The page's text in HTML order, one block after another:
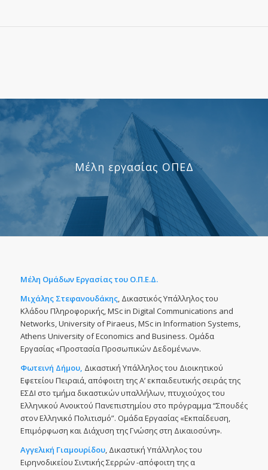
Μέλη εργασίας ΟΠΕΔ
Μέλη Ομάδων Εργασίας του Ο.Π.Ε.Δ.
Μιχάλης Στεφανουδάκης, Δικαστικός Υπάλληλος του
Κλάδου Πληροφορικής, MSc in Digital Communications and
Networks, University of Piraeus, MSc in Information Systems,
Athens University of Economics and Business. Ομάδα
Εργασίας «Προστασία Προσωπικών Δεδομένων».
Φωτεινή Δήμου, Δικαστική Υπάλληλος του Διοικητικού
Εφετείου Πειραιά, απόφοιτη της Α’ εκπαιδευτικής σειράς της
ΕΣΔΙ στο τμήμα δικαστικών υπαλλήλων, πτυχιούχος του
Ελληνικού Ανοικτού Πανεπιστημίου στο πρόγραμμα “Σπουδές
στον Ελληνικό Πολιτισμό”. Ομάδα Εργασίας «Εκπαίδευση,
Επιμόρφωση και Διάχυση της Γνώσης στη Δικαιοσύνη».
Αγγελική Γιαμουρίδου, Δικαστική Υπάλληλος του
Ειρηνοδικείου Σιντικής Σερρών -απόφοιτη της α